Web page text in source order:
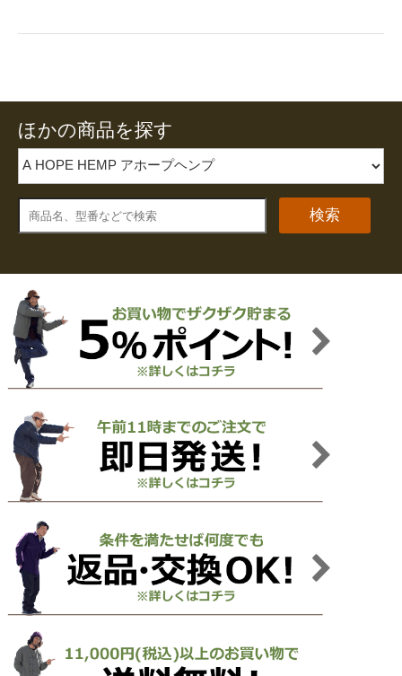
ほかの商品を探す
検索